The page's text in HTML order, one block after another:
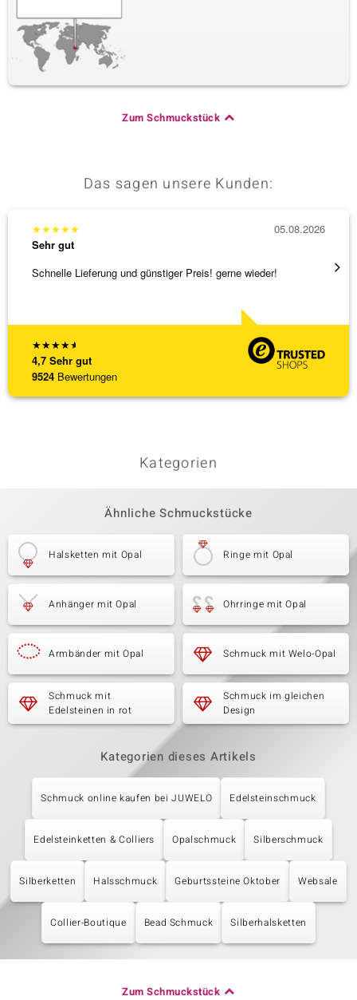
Zum Schmuckstück
Das sagen unsere Kunden:
★★★★★
4,7 Sehr gut
9524 Bewertungen
★★★★★
Sehr gut
Schnelle Lieferung und günstiger Preis! gerne wieder!
05.08.2026
Ich
Kategorien
Ähnliche Schmuckstücke
Halsketten mit Opal Ringe mit Opal
Anhänger mit Opal Ohrringe mit Opal
Armbänder mit Opal Schmuck mit Welo-Opal
Schmuck mit
Edelsteinen in rot
Schmuck im gleichen
Design
Kategorien dieses Artikels
Schmuck online kaufen bei JUWELO Edelsteinschmuck
Edelsteinketten & Colliers Opalschmuck Silberschmuck
Silberketten Halsschmuck Geburtssteine Oktober Websale
Collier-Boutique Bead Schmuck Silberhalsketten
Zum Schmuckstück